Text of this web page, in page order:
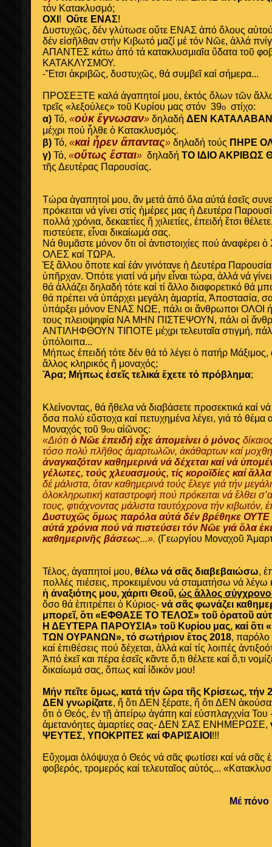
τόν Κατακλυσμό;
ΟΧΙ ! Οὔτε ΕΝΑΣ!
Δυστυχῶς, δέν γλύτωσε οὔτε ΕΝΑΣ ἀπό ὅλους
δέν εἰσῆλθαν στήν Κιβωτό μαζί μέ τόν Νῶε, ἀλλά
ΑΠΑΝΤΕΣ κάτω ἀπό τά κατακλυσμιαῖα ὕδατα τοῦ
ΚΑΤΑΚΛΥΣΜΟΥ.
-Ἔτσι ἀκριβῶς, δυστυχῶς, θά συμβεῖ καί σήμερα...
ΠΡΟΣΕΞΤΕ καλά ἀγαπητοί μου, ἐκτός ὅλων τῶν
τρεῖς «λεξούλες» τοῦ Κυρίου μας στόν 39ο στίχο:
α) Τό, «οὐκ ἔγνωσαν» δηλαδή ΔΕΝ ΚΑΤΑΛΑΒΑΝ
μέχρι πού ἦλθε ὁ Κατακλυσμός.
β) Τό, «καὶ ἦρεν ἅπαντας» δηλαδή τούς ΠΗΡΕ
γ) Τό, «οὕτως ἔσται» δηλαδή ΤΟ ΙΔΙΟ ΑΚΡΙΒΩΣ
τῆς Δευτέρας Παρουσίας.
Τώρα ἀγαπητοί μου, ἄν μετά ἀπό ὅλα αὐτά ἐσεῖς
πρόκειται νά γίνει στίς ἡμέρες μας ἡ Δευτέρα
πολλά χρόνια, δεκαετίες ἤ χιλιετίες, ἐπειδή ἔτσι
πιστεύετε, εἶναι δικαίωμά σας.
Νά θυμᾶστε μόνον ὅτι οἱ ἀντιστοιχίες πού
ΟΛΕΣ καί ΤΩΡΑ.
Ἐξ ἄλλου ὅποτε καί ἐάν γινότανε ἡ Δευτέρα Παρουσία
ὑπῆρχαν. Ὁπότε γιατί νά μήν εἶναι τώρα, ἀλλά νά
θά ἀλλάζει δηλαδή τότε καί τί ἄλλο διαφορετικό θά
θά πρέπει νά ὑπάρχει μεγάλη ἁμαρτία, Ἀποστασία,
ὑπάρξει μόνον ΕΝΑΣ ΝΩΕ, πάλι οι ἄνθρωποι ΟΛΟΙ ή
τους πλειοψηφία ΝΑ ΜΗΝ ΠΙΣΤΕΨΟΥΝ, πάλι οἱ
ΑΝΤΙΛΗΦΘΟΥΝ ΤΙΠΟΤΕ μέχρι τελευταῖα στιγμή, πάλι
ὑπόλοιπα...
Μήπως ἐπειδή τότε δέν θά τό λέγει ὁ πατήρ
ἄλλος κληρικός ἤ μοναχός;
Ἄρα; Μήπως ἐσεῖς τελικά ἔχετε τό πρόβλημα;
Κλείνοντας, θά ἤθελα νά διαβάσετε προσεκτικά καί
ὅσα πολύ εὔστοχα καί πετυχημένα λέγει, γιά τό θέμα
Μοναχός τοῦ 9ου αἰῶνος:
«Διότι ὁ Νῶε ἐπειδή εἶχε ἀπομείνει ὁ μόνος
τόσο πολύ πλῆθος ἁμαρτωλῶν, ἀκάθαρτων καί
ἀναγκαζόταν καθημερινά νά δέχεται καί νά
γέλωτες, τούς χλευασμούς, τίς κοροϊδίες καί
δέ μάλιστα, ὅταν καθημερινά τούς ἔλεγε γιά τήν
ὁλοκληρωτική καταστροφή πού πρόκειται νά ἔλθει
τους, φτιάχνοντας μάλιστα ταυτόχρονα τήν κιβωτόν,
Δυστυχῶς ὅμως παρόλα αὐτά δέν βρέθηκε
αὐτά χρόνια πού νά πιστεύσει τόν Νῶε γιά ὅλα
καθημερινῆς βάσεως...». (Γεωργίου Μοναχοῦ
Τέλος, ἀγαπητοί μου, θέλω νά σᾶς διαβεβαιώσω,
πολλές πιέσεις, προκειμένου νά σταματήσω νά
ἡ ἀναξιότης μου, χάριτι Θεοῦ, ὡς ἄλλος
ὅσο θά ἐπιτρέπει ὁ Κύριος- νά σᾶς φωνάζει
μπορεῖ, ὅτι «ΕΦΘΑΣΕ ΤΟ ΤΕΛΟΣ» τοῦ ὁρατοῦ
Η ΔΕΥΤΕΡΑ ΠΑΡΟΥΣΙΑ» τοῦ Κυρίου μας, καί ὅτι
ΤΩΝ ΟΥΡΑΝΩΝ», τό σωτήριον ἔτος 2018, παρόλο
καί ἐπιθέσεις πού δέχεται, ἀλλά καί τίς λοιπές
Ἀπό ἐκεῖ και πέρα ἐσεῖς κᾶντε ὅ,τι θέλετε καί ὅ,τι
δικαίωμά σας, ὅπως καί ἰδικόν μου!
Μήν πεῖτε ὅμως, κατά τήν ὥρα τῆς Κρίσεως, τήν
ΔΕΝ γνωρίζατε, ἤ ὅτι ΔΕΝ ξέρατε, ἤ ὄτι ΔΕΝ
ὅτι ὁ Θεός, ἐν τῇ ἀπείρῳ ἀγάπη καί εὐσπλαγχνία Του
ἀμετανόητες ἁμαρτίες σας- ΔΕΝ ΣΑΣ ΕΝΗΜΕΡΩΣΕ,
ΨΕΥΤΕΣ, ΥΠΟΚΡΙΤΕΣ καί ΦΑΡΙΣΑΙΟΙ !!!
Εὔχομαι ὁλόψυχα ὁ Θεός νά σᾶς φωτίσει καί νά σᾶς
φοβερός, τρομερός καί τελευταῖος αὐτός...
Μέ πόνο